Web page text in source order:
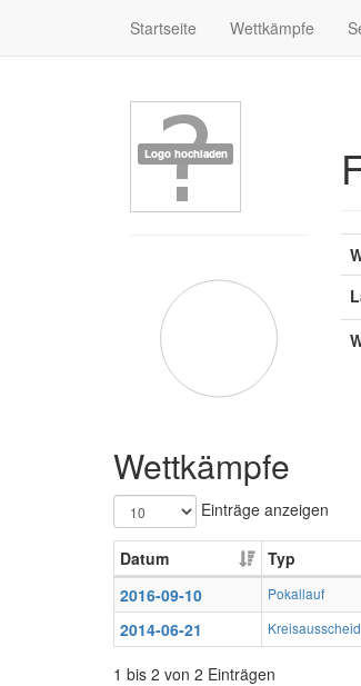
Startseite Wettkämpfe
Wettkämpfe
Einträge anzeigen
Datum Typ
2016-09-10
Pokallauf
2014-06-21
Kreisausscheid
1 bis 2 von 2 Einträgen